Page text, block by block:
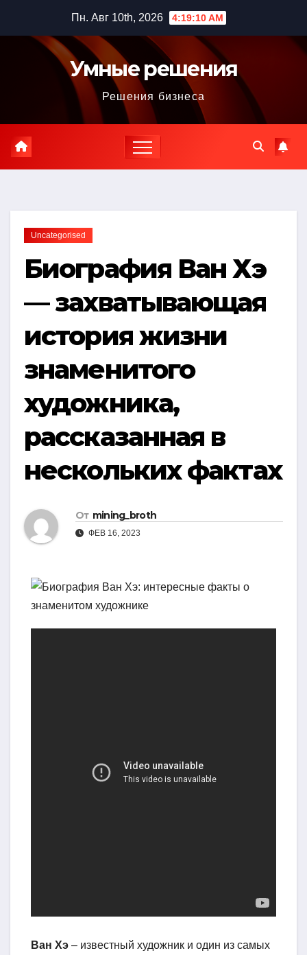
содержимому
Пн. Авг 10th, 2026 4:19:11 AM
Умные решения
Решения бизнеса
Uncategorised
Биография Ван Хэ
— захватывающая
история жизни
знаменитого
художника,
рассказанная в
нескольких фактах
От mining_broth
ФЕВ 16, 2023
Ван Хэ – известный художник и один из самых